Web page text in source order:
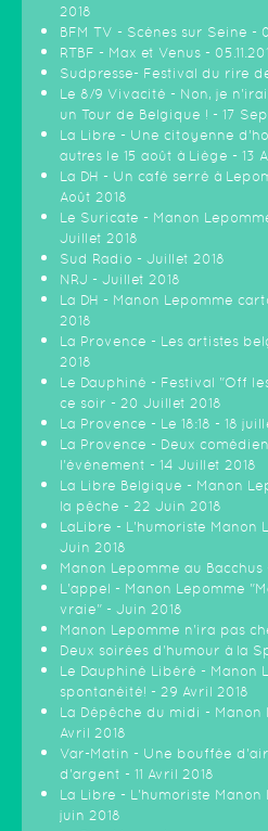
2018
BFM TV - Scènes sur Seine -
RTBF - Max et Venus -
Sudpresse- Festival du rire
Le 8/9 Vivacité - Non, je
un Tour de Belgique ! - 17
La Libre - Une citoyenne
autres le 15 août à Liège - 13
La DH - Un café serré à
Août 2018
Le Suricate - Manon
Juillet 2018
Sud Radio - Juillet 2018
NRJ - Juillet 2018
La DH - Manon Lepomme
2018
La Provence - Les artistes
2018
Le Dauphiné - Festival "Off
ce soir - 20 Juillet 2018
La Provence - Le 18:18 - 18
La Provence - Deux
l'événement - 14 Juillet 2018
La Libre Belgique - Manon
la pêche - 22 Juin 2018
LaLibre - L'humoriste Manon
Juin 2018
Manon Lepomme au Bacchus
L'appel - Manon Lepomme
vraie" - Juin 2018
Manon Lepomme n'ira pas
Deux soirées d'humour à la
Le Dauphiné Libéré - Manon
spontanéité! - 29 Avril 2018
La Dépêche du midi - Manon
Avril 2018
Var-Matin - Une bouffée
d'argent - 11 Avril 2018
La Libre - L'humoriste Manon
juin 2018